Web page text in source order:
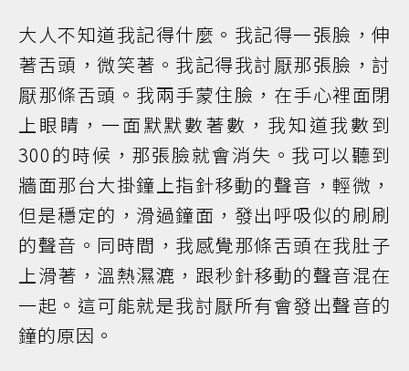
大人不知道我記得什麼。我記得一張臉，伸
著舌頭，微笑著。我記得我討厭那張臉，討
厭那條舌頭。我兩手蒙住臉，在手心裡面閉
上眼睛，一面默默數著數，我知道我數到
300的時候，那張臉就會消失。我可以聽到
牆面那台大掛鐘上指針移動的聲音，輕微，
但是穩定的，滑過鐘面，發出呼吸似的刷刷
的聲音。同時間，我感覺那條舌頭在我肚子
上滑著，溫熱濕漉，跟秒針移動的聲音混在
一起。這可能就是我討厭所有會發出聲音的
鐘的原因。